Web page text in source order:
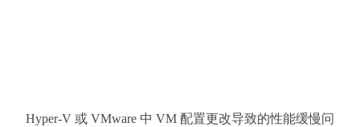
Hyper-V 或 VMware 中 VM 配置更改导致的性能缓慢问